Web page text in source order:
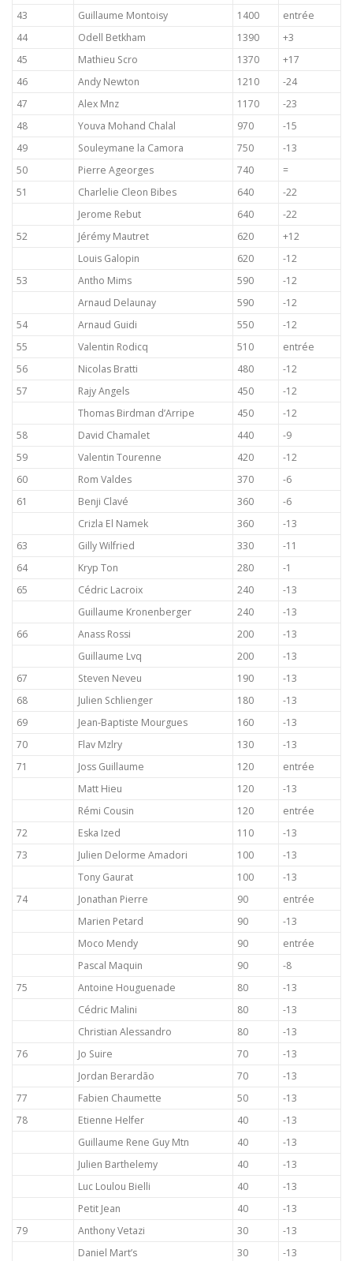
43
Guillaume Montoisy 1400
entrée
44
Odell Betkham 1390
+3
45
Mathieu Scro 1370
+17
46
Andy Newton 1210
-24
47
Alex Mnz 1170
-23
48
Youva Mohand Chalal 970
-15
49
Souleymane la Camora 750
-13
50
Pierre Ageorges 740
=
51
Charlelie Cleon Bibes 640
-22
Jerome Rebut
640
-22
52
Jérémy Mautret 620
+12
Louis Galopin
620
-12
53
Antho Mims 590
-12
Arnaud Delaunay
590
-12
54
Arnaud Guidi 550
-12
55
Valentin Rodicq 510
entrée
56
Nicolas Bratti 480
-12
57
Rajy Angels 450
-12
Thomas Birdman d’Arripe
450
-12
58
David Chamalet 440
-9
59
Valentin Tourenne 420
-12
60
Rom Valdes 370
-6
61
Benji Clavé 360
-6
Crizla El Namek
360
-13
63
Gilly Wilfried 330
-11
64
Kryp Ton 280
-1
65
Cédric Lacroix 240
-13
Guillaume Kronenberger
240
-13
66
Anass Rossi 200
-13
Guillaume Lvq
200
-13
67
Steven Neveu 190
-13
68
Julien Schlienger 180
-13
69
Jean-Baptiste Mourgues 160
-13
70
Flav Mzlry 130
-13
71
Joss Guillaume 120
entrée
Matt Hieu
120
-13
Rémi Cousin
120
entrée
72
Eska Ized 110
-13
73
Julien Delorme Amadori 100
-13
Tony Gaurat
100
-13
74
Jonathan Pierre 90
entrée
Marien Petard
90
-13
Moco Mendy
90
entrée
Pascal Maquin
90
-8
75
Antoine Houguenade 80
-13
Cédric Malini
80
-13
Christian Alessandro
80
-13
76
Jo Suire 70
-13
Jordan Berardão
70
-13
77
Fabien Chaumette 50
-13
78
Etienne Helfer 40
-13
Guillaume Rene Guy Mtn
40
-13
Julien Barthelemy
40
-13
Luc Loulou Bielli
40
-13
Petit Jean
40
-13
79
Anthony Vetazi 30
-13
Daniel Mart’s
30
-13